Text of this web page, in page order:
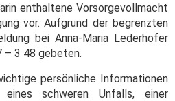
enthaltene Vorsorgevollmacht
vor. Aufgrund der begrenzten
bei Anna-Maria Lederhofer
– 3 48 gebeten.
persönliche Informationen
schweren Unfalls, einer